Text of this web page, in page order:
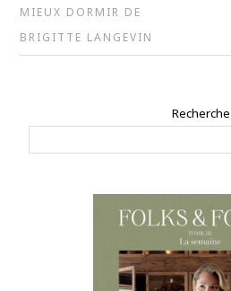
MIEUX DORMIR DE
BRIGITTE LANGEVIN
Recherche